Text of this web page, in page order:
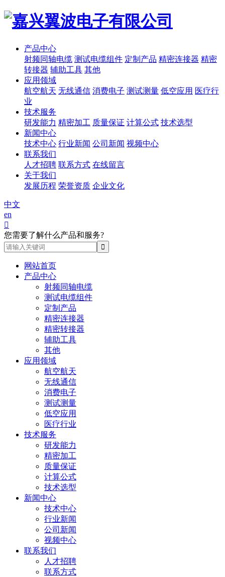
产品中心
射频同轴电缆 测试电缆组件 定制产品 精密连接器 精密
转接器 辅助工具 其他
应用领域
航空航天 无线通信 消费电子 测试测量 低空应用 医疗行
业
技术服务
研发能力 精密加工 质量保证 计算公式 技术选型
新闻中心
技术中心 行业新闻 公司新闻 视频中心
联系我们
人才招聘 联系方式 在线留言
关于我们
发展历程 荣誉资质 企业文化
中文
en

您需要了解什么产品和服务?
网站首页
产品中心
射频同轴电缆
测试电缆组件
定制产品
精密连接器
精密转接器
辅助工具
其他
应用领域
航空航天
无线通信
消费电子
测试测量
低空应用
医疗行业
技术服务
研发能力
精密加工
质量保证
计算公式
技术选型
新闻中心
技术中心
行业新闻
公司新闻
视频中心
联系我们
人才招聘
联系方式